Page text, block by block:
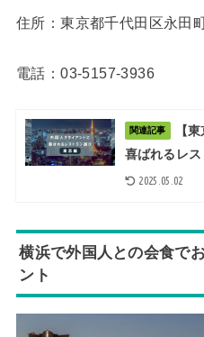
住所：東京都千代田区永田
電話：03-5157-3936
関連記事
【
喜ばれるレ
2025.05.02
横浜で外国人との会食で
ント